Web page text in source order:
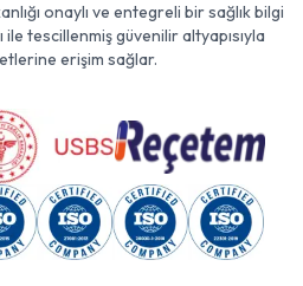
onaylı ve entegreli bir sağlık bilgi
tescillenmiş güvenilir altyapısıyla
erişim sağlar.